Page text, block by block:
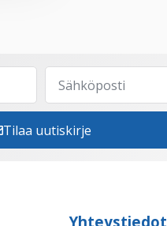
Tilaa uutiskirje
Yhteystiedot